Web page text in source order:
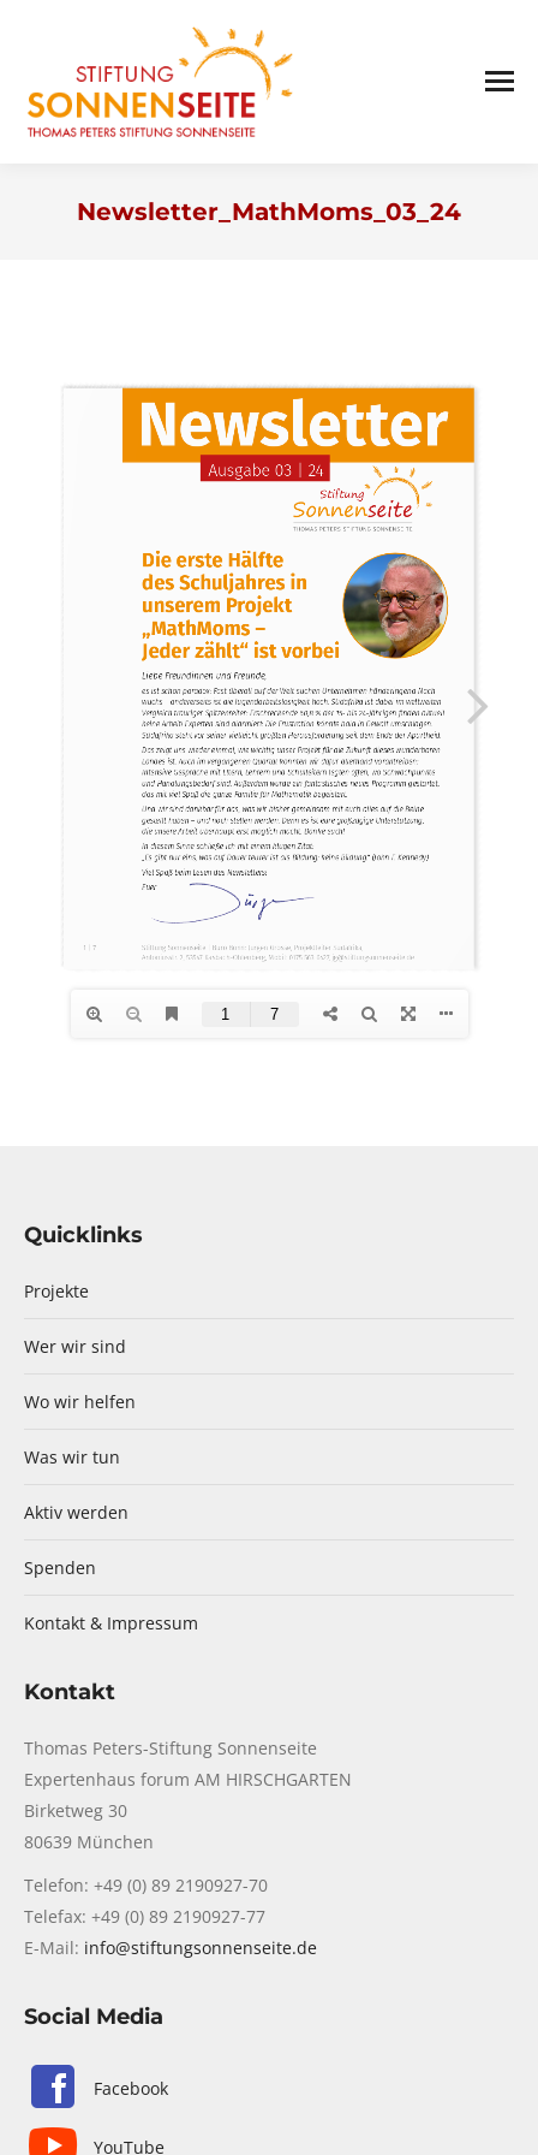
Newsletter_MathMoms_03_24
Quicklinks
Projekte
Wer wir sind
Wo wir helfen
Was wir tun
Aktiv werden
Spenden
Kontakt & Impressum
Kontakt
Thomas Peters-Stiftung Sonnenseite
Expertenhaus forum AM HIRSCHGARTEN
Birketweg 30
80639 München
Telefon: +49 (0) 89 2190927-70
Telefax: +49 (0) 89 2190927-77
E-Mail: info@stiftungsonnenseite.de
Social Media
Facebook
YouTube